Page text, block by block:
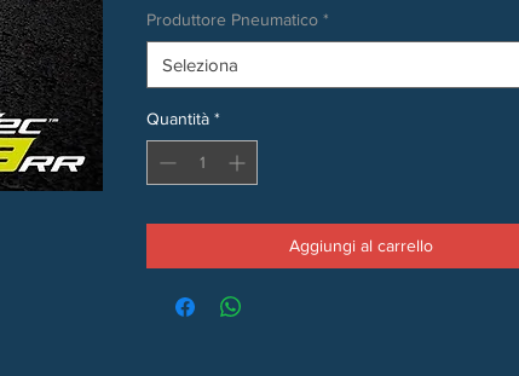
Produttore Pneumatico *
Seleziona
Quantità *
Aggiungi al carrello